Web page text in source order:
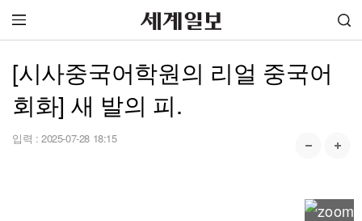
[시사중국어학원의 리얼 중국어
회화] 새 발의 피.
입력 : 2025-07-28 18:15